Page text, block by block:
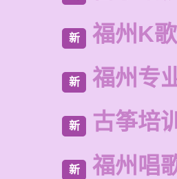
新 福州K
新 福州专
新 古筝培
新 福州唱